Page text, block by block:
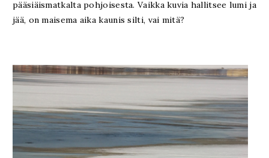
pääsiäismatkalta pohjoisesta. Vaikka kuvia hallitsee lumi ja
jää, on maisema aika kaunis silti, vai mitä?